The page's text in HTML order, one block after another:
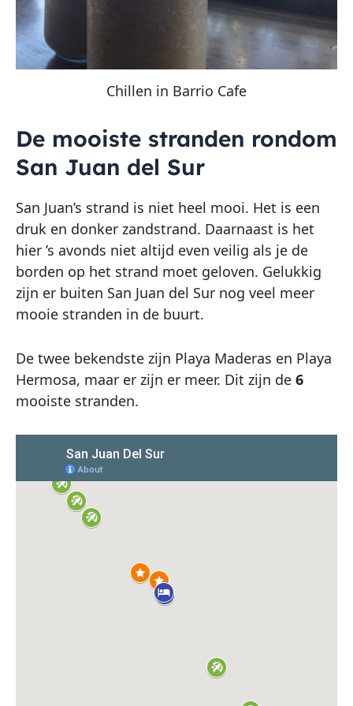
Chillen in Barrio Cafe
De mooiste stranden rondom
San Juan del Sur
San Juan’s strand is niet heel mooi. Het is een
druk en donker zandstrand. Daarnaast is het
hier ’s avonds niet altijd even veilig als je de
borden op het strand moet geloven. Gelukkig
zijn er buiten San Juan del Sur nog veel meer
mooie stranden in de buurt.
De twee bekendste zijn Playa Maderas en Playa
Hermosa, maar er zijn er meer. Dit zijn de 6
mooiste stranden.